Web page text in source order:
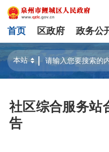
首页 区政府 政务公
社区综合服务站
告